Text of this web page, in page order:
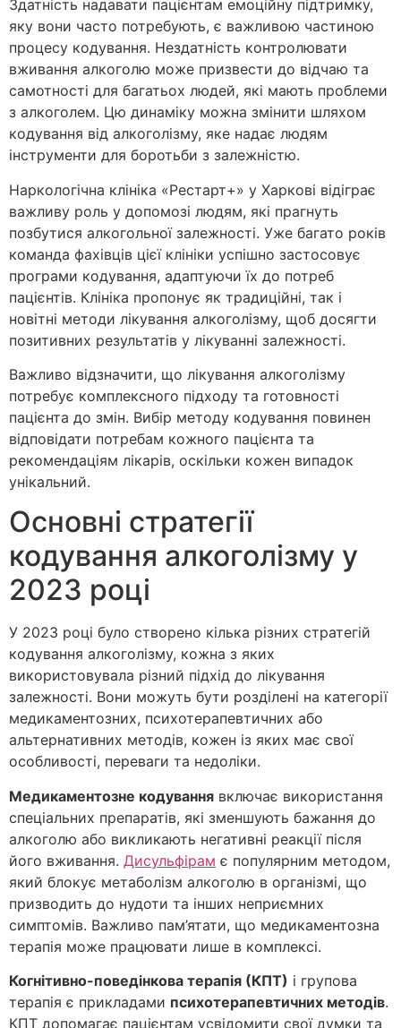
Здатність надавати пацієнтам емоційну підтримку,
яку вони часто потребують, є важливою частиною
процесу кодування. Нездатність контролювати
вживання алкоголю може призвести до відчаю та
самотності для багатьох людей, які мають проблеми
з алкоголем. Цю динаміку можна змінити шляхом
кодування від алкоголізму, яке надає людям
інструменти для боротьби з залежністю.
Наркологічна клініка «Рестарт+» у Харкові відіграє
важливу роль у допомозі людям, які прагнуть
позбутися алкогольної залежності. Уже багато років
команда фахівців цієї клініки успішно застосовує
програми кодування, адаптуючи їх до потреб
пацієнтів. Клініка пропонує як традиційні, так і
новітні методи лікування алкоголізму, щоб досягти
позитивних результатів у лікуванні залежності.
Важливо відзначити, що лікування алкоголізму
потребує комплексного підходу та готовності
пацієнта до змін. Вибір методу кодування повинен
відповідати потребам кожного пацієнта та
рекомендаціям лікарів, оскільки кожен випадок
унікальний.
Основні стратегії
кодування алкоголізму у
2023 році
У 2023 році було створено кілька різних стратегій
кодування алкоголізму, кожна з яких
використовувала різний підхід до лікування
залежності. Вони можуть бути розділені на категорії
медикаментозних, психотерапевтичних або
альтернативних методів, кожен із яких має свої
особливості, переваги та недоліки.
Медикаментозне кодування включає використання
спеціальних препаратів, які зменшують бажання до
алкоголю або викликають негативні реакції після
його вживання. Дисульфірам є популярним методом,
який блокує метаболізм алкоголю в організмі, що
призводить до нудоти та інших неприємних
симптомів. Важливо пам’ятати, що медикаментозна
терапія може працювати лише в комплексі.
Когнітивно-поведінкова терапія (КПТ) і групова
терапія є прикладами психотерапевтичних методів.
КПТ допомагає пацієнтам усвідомити свої думки та